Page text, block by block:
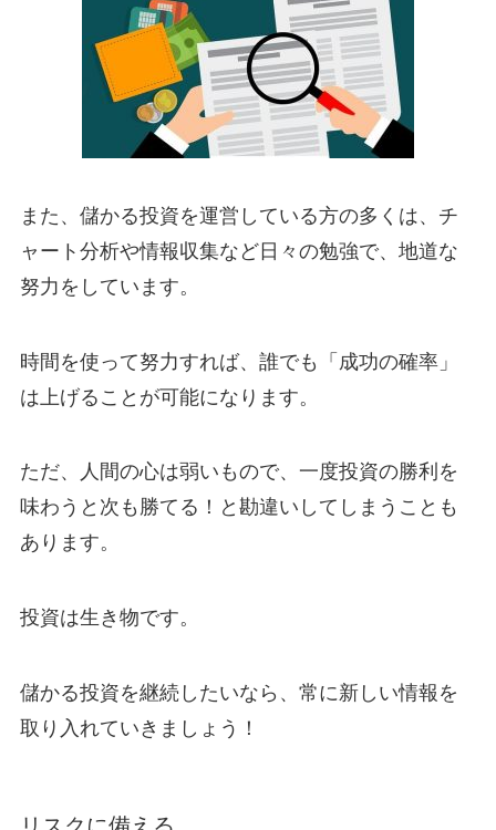
また、儲かる投資を運営している方の多くは、チ
ャート分析や情報収集など日々の勉強で、地道な
努力をしています。
時間を使って努力すれば、誰でも「成功の確率」
は上げることが可能になります。
ただ、人間の心は弱いもので、一度投資の勝利を
味わうと次も勝てる！と勘違いしてしまうことも
あります。
投資は生き物です。
儲かる投資を継続したいなら、常に新しい情報を
取り入れていきましょう！